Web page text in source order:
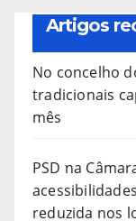
Artigos
No concelho
tradicionais
mês
PSD na
reduzida nos